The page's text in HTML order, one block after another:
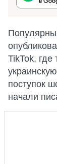
TikTok, где
поступок
начали